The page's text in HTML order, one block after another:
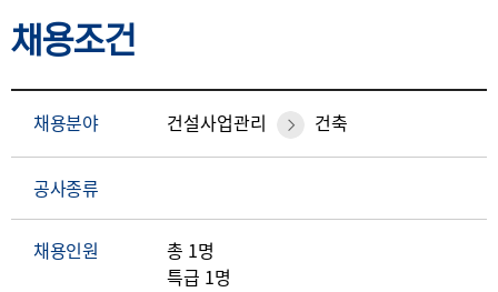
채용조건
채용분야 건설사업관리 건축
공사종류
채용인원
총 1명
특급 1명